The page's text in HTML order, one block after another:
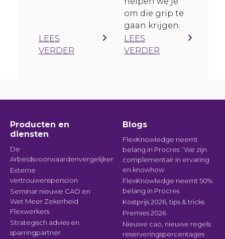
LEES
VERDER
om die grip te
gaan krijgen.
LEES
VERDER
Producten en
diensten
De
Arbeidsvoorwaardenvergelijker
Externe
vertrouwenspersoon
Seminar nieuwe CAO en
Wet Meer Zekerheid
Flexwerkers
Strategisch advies en
sparringpartner
Blogs
FlexKnowledge neemt
belang in Procres: ‘We zijn
complementair in ervaring
en knowhow
FlexKnowledge neemt 50%
belang in Procres
Kostprijs 2026, tips & tricks
Premies 2026
Nieuwe cao, nieuwe regels:
reserveringspercentages